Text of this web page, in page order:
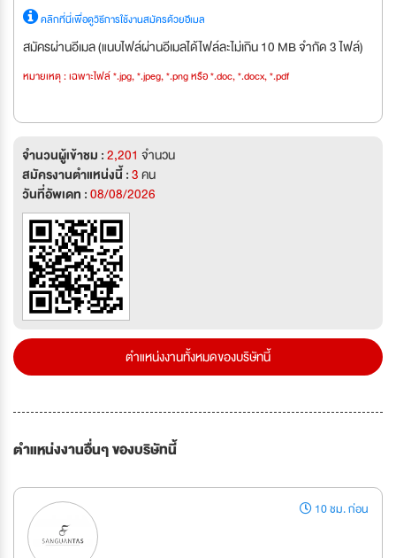
คลิกที่นี่เพื่อดูวิธีการใช้งานสมัครด้วยอีเมล
สมัครผ่านอีเมล (แนบไฟล์ผ่านอีเมลได้ไฟล์ละไม่เกิน 10 MB จำกัด 3 ไฟล์)
หมายเหตุ : เฉพาะไฟล์ *.jpg, *.jpeg, *.png หรือ *.doc, *.docx, *.pdf
จำนวนผู้เข้าชม :2,201 จำนวน
สมัครงานตำแหน่งนี้ :3คน
วันที่อัพเดท :08/08/2026
ตำแหน่งงานทั้งหมดของบริษัทนี้
ตำแหน่งงานอื่นๆ ของบริษัทนี้
10 ชม. ก่อน